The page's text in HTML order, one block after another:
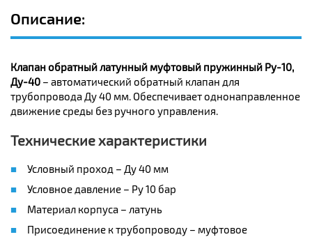
Описание:
Клапан обратный латунный муфтовый пружинный Ру-10,
Ду-40 – автоматический обратный клапан для
трубопровода Ду 40 мм. Обеспечивает однонаправленное
движение среды без ручного управления.
Технические характеристики
Условный проход – Ду 40 мм
Условное давление – Ру 10 бар
Материал корпуса – латунь
Присоединение к трубопроводу – муфтовое